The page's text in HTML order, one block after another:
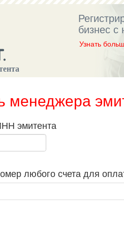
бизнес с
Узнать
менеджера
эмитента
любого счета для